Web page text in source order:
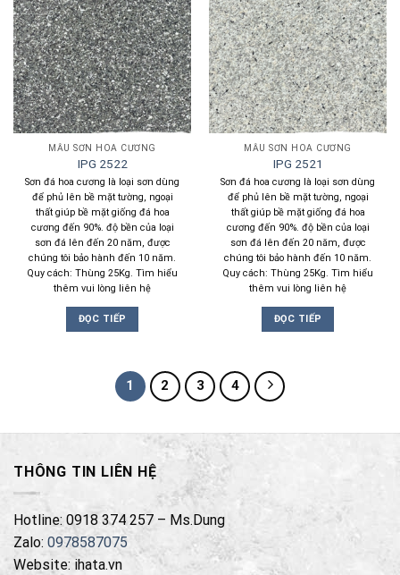
MẪU SƠN HOA CƯƠNG
IPG 2522
Sơn đá hoa cương là loại sơn dùng
để phủ lên bề mặt tường, ngoại
thất giúp bề mặt giống đá hoa
cương đến 90%. độ bền của loại
sơn đá lên đến 20 năm, được
chúng tôi bảo hành đến 10 năm.
Quy cách: Thùng 25Kg. Tìm hiểu
thêm vui lòng liên hệ
ĐỌC TIẾP
MẪU SƠN HOA CƯƠNG
IPG 2521
Sơn đá hoa cương là loại sơn dùng
để phủ lên bề mặt tường, ngoại
thất giúp bề mặt giống đá hoa
cương đến 90%. độ bền của loại
sơn đá lên đến 20 năm, được
chúng tôi bảo hành đến 10 năm.
Quy cách: Thùng 25Kg. Tìm hiểu
thêm vui lòng liên hệ
ĐỌC TIẾP
1 2 3 4
THÔNG TIN LIÊN HỆ
Hotline: 0918 374 257 – Ms.Dung
Zalo: 0978587075
Website: ihata.vn